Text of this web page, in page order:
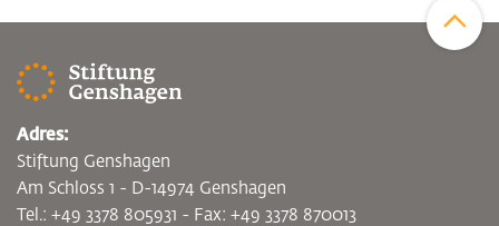
Adres:
Stiftung Genshagen
Am Schloss 1 - D-14974 Genshagen
Tel.: +49 3378 805931 - Fax: +49 3378 870013